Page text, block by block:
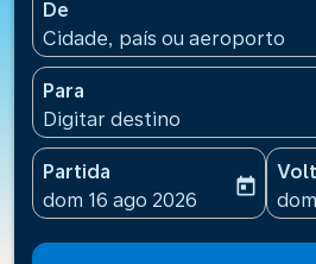
De
Cidade, país ou aeroporto
Para
Digitar destino
Partida
fc-booking-departure-date-
dom 16 ago 2026
today
fc-